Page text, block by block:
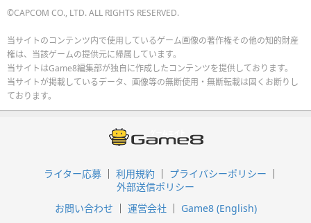
©CAPCOM CO., LTD. ALL RIGHTS RESERVED.
当サイトのコンテンツ内で使用しているゲーム画像の著作権その他の知的財産
権は、当該ゲームの提供元に帰属しています。
当サイトはGame8編集部が独自に作成したコンテンツを提供しております。
当サイトが掲載しているデータ、画像等の無断使用・無断転載は固くお断りし
ております。
ライター応募 利用規約
プライバシーポリシー
外部送信ポリシー
お問い合わせ
運営会社 Game8 (English)